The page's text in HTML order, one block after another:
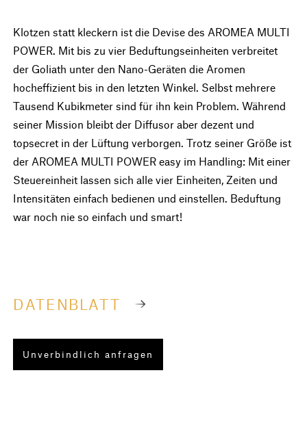
Klotzen statt kleckern ist die Devise des AROMEA MULTI
POWER. Mit bis zu vier Beduftungseinheiten verbreitet
der Goliath unter den Nano-Geräten die Aromen
hocheffizient bis in den letzten Winkel. Selbst mehrere
Tausend Kubikmeter sind für ihn kein Problem. Während
seiner Mission bleibt der Diffusor aber dezent und
topsecret in der Lüftung verborgen. Trotz seiner Größe ist
der AROMEA MULTI POWER easy im Handling: Mit einer
Steuereinheit lassen sich alle vier Einheiten, Zeiten und
Intensitäten einfach bedienen und einstellen. Beduftung
war noch nie so einfach und smart!
DATENBLATT
Unverbindlich anfragen